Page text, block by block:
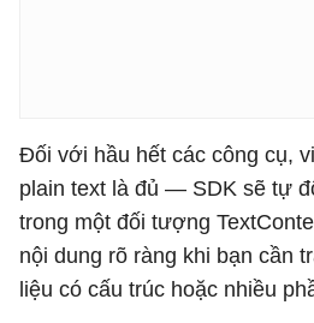
Đối với hầu hết các công cụ,
plain text là đủ — SDK sẽ tự
trong một đối tượng
nội dung rõ ràng khi bạn cần
liệu có cấu trúc hoặc nhiều